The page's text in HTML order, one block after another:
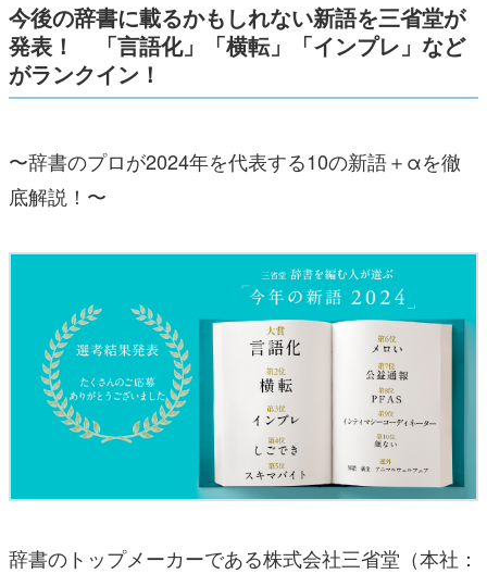
今後の辞書に載るかもしれない新語を三省堂が
発表！ 「言語化」「横転」「インプレ」など
がランクイン！
〜辞書のプロが2024年を代表する10の新語＋αを徹
底解説！〜
辞書のトップメーカーである株式会社三省堂（本社：